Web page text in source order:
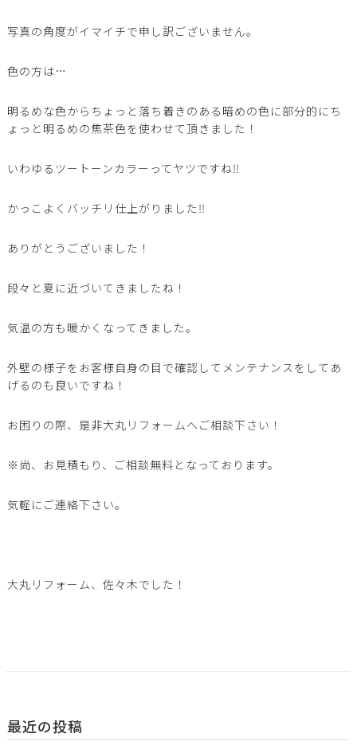
写真の角度がイマイチで申し訳ございません。
色の方は…
明るめな色からちょっと落ち着きのある暗めの色に部分的にち
ょっと明るめの焦茶色を使わせて頂きました！
いわゆるツートーンカラーってヤツですね‼︎
かっこよくバッチリ仕上がりました‼︎
ありがとうございました！
段々と夏に近づいてきましたね！
気温の方も暖かくなってきました。
外壁の様子をお客様自身の目で確認してメンテナンスをしてあ
げるのも良いですね！
お困りの際、是非大丸リフォームへご相談下さい！
※尚、お見積もり、ご相談無料となっております。
気軽にご連絡下さい。
大丸リフォーム、佐々木でした！
最近の投稿